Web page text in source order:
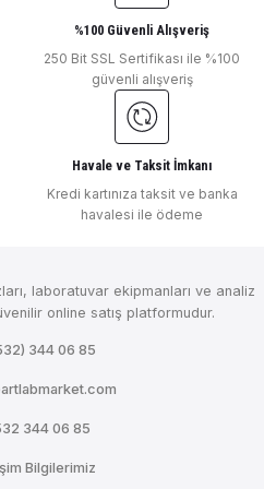
olmalı.
Tuzluluk, İletkenlik, Direnç, TDS, DO
Dokunmatik pH, ORP, TDS,
İletkenlik, TDS, Tuzluluk, Direnç,
%100 Güvenli Alışveriş
250 Bit SSL Sertifikası ile %100
güvenli alışveriş
Havale ve Taksit İmkanı
Kredi kartınıza taksit ve banka
havalesi ile ödeme
laboratuvar ekipmanları ve analiz
online satış platformudur.
344 06 85
344 06 85
Bilgilerimiz